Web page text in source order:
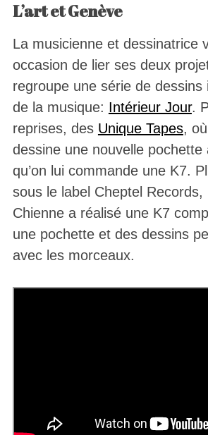
L’art et Genève
La musicienne et dessinatrice
occasion de lier ses deux
regroupe une série de dessins
de la musique: Intérieur Jour.
reprises, des Unique Tapes,
dessine une nouvelle pochette
qu’on lui commande une K7.
sous le label Cheptel Records,
Chienne a réalisé une K7
une pochette et des dessins
avec les morceaux.